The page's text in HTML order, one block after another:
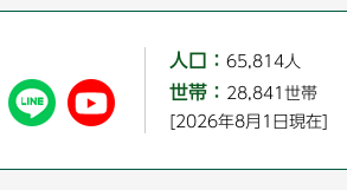
人口： 65,814人
世帯： 28,841世帯
[2026年8月1日現在]